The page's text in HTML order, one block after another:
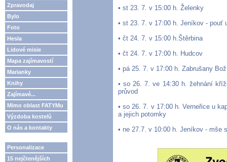
Zpravodaj
Bylo
Foto
Hesla
Lidové misie
Mapa zajímavostí
Marianky
Knihy
Zajímavé...
Mimo oblast FATYMu
Výzdoba kostelů
O nás a kontakty
Personalizace
15 nejčtenějších
• st 23. 7. v 15:00 h. Želenky
• st 23. 7. v 17:00 h. Jeníkov - pouť
• čt 24. 7. v 15:00 h.Štěrbina
• čt 24. 7. v 17:00 h. Hudcov
• pá 25. 7. v 17:00 h. Zabrušany
• so 26. 7. ve 14:30 h. žehnání
průvod
• so 26. 7. v 17:00 h. Verneřice u
a jejich potomky
• ne 27.7. v 10:00 h. Jeníkov - mše